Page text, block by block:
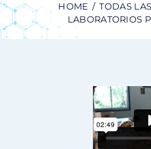
HOME TODAS
LABORATORIOS